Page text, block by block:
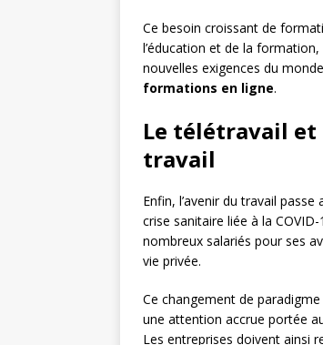
Ce besoin croissant de
l’éducation et de la
nouvelles exigences du
formations en ligne.
Le télétravail et
travail
Enfin, l’avenir du travail
crise sanitaire liée à la
nombreux salariés pour ses
vie privée.
Ce changement de
une attention accrue portée
Les entreprises doivent ainsi